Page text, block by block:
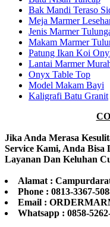
Bak Mandi Teraso
Meja Marmer
Jenis Marmer
Makam Marmer
Patung Ikan Koi
Lantai Marmer
Onyx Table Top
Model Makam Bayi
Kaligrafi Batu Granit
Jika Anda Merasa
Service Kami, Anda Bisa
Layanan Dan Keluhan
Alamat :
Phone : 0813-3367-
Email :
Whatsapp : 0858-